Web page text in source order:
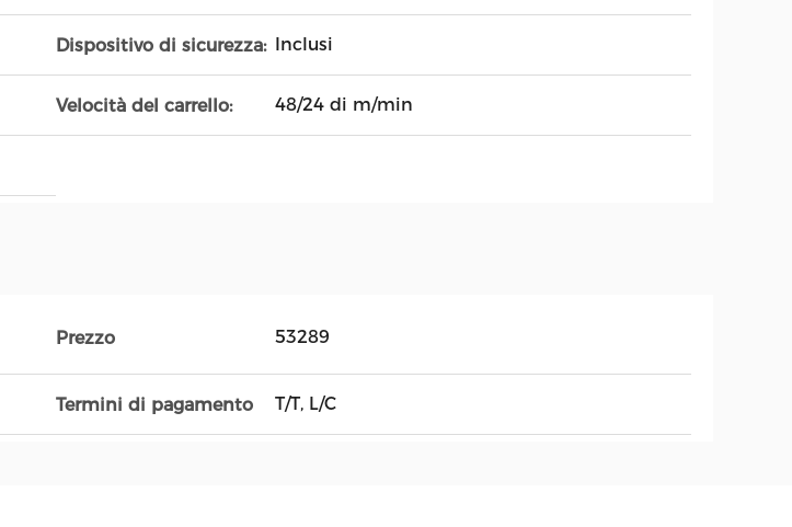
Dispositivo di sicurezza: Inclusi
Velocità del carrello: 48/24 di m/min
Prezzo 53289
Termini di pagamento T/T, L/C